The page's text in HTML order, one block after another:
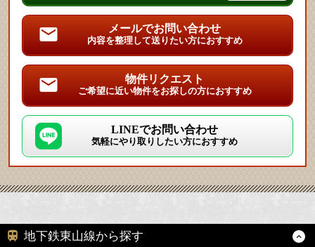
メールでお問い合わせ
内容を整理して送りたい方におすすめ
物件リクエスト
ご希望に近い物件をお探しの方におすすめ
LINEでお問い合わせ
気軽にやり取りしたい方におすすめ
地下鉄東山線から探す